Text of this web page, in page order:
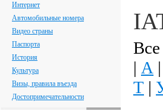
Интернет
Автомобильные номера
Видео страны
Паспорта
История
Культура
Визы, правила въезда
Достопримечательности
Все
| А |
Т |